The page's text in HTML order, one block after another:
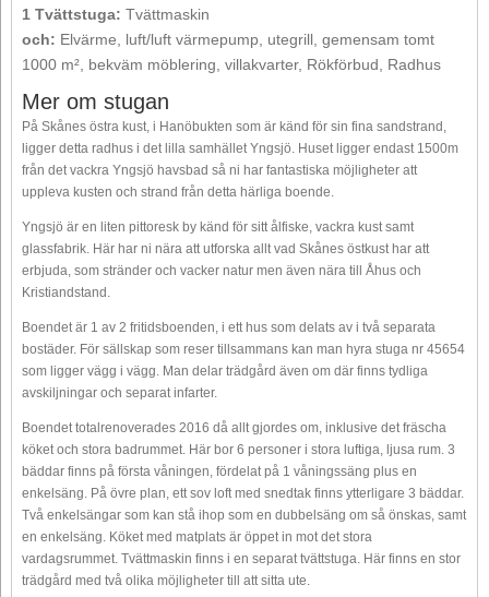
1 Tvättstuga: Tvättmaskin
och: Elvärme, luft/luft värmepump, utegrill, gemensam tomt
1000 m², bekväm möblering, villakvarter, Rökförbud, Radhus
Mer om stugan
På Skånes östra kust, i Hanöbukten som är känd för sin fina sandstrand,
ligger detta radhus i det lilla samhället Yngsjö. Huset ligger endast 1500m
från det vackra Yngsjö havsbad så ni har fantastiska möjligheter att
uppleva kusten och strand från detta härliga boende.
Yngsjö är en liten pittoresk by känd för sitt ålfiske, vackra kust samt
glassfabrik. Här har ni nära att utforska allt vad Skånes östkust har att
erbjuda, som stränder och vacker natur men även nära till Åhus och
Kristiandstand.
Boendet är 1 av 2 fritidsboenden, i ett hus som delats av i två separata
bostäder. För sällskap som reser tillsammans kan man hyra stuga nr 45654
som ligger vägg i vägg. Man delar trädgård även om där finns tydliga
avskiljningar och separat infarter.
Boendet totalrenoverades 2016 då allt gjordes om, inklusive det fräscha
köket och stora badrummet. Här bor 6 personer i stora luftiga, ljusa rum. 3
bäddar finns på första våningen, fördelat på 1 våningssäng plus en
enkelsäng. På övre plan, ett sov loft med snedtak finns ytterligare 3 bäddar.
Två enkelsängar som kan stå ihop som en dubbelsäng om så önskas, samt
en enkelsäng. Köket med matplats är öppet in mot det stora
vardagsrummet. Tvättmaskin finns i en separat tvättstuga. Här finns en stor
trädgård med två olika möjligheter till att sitta ute.